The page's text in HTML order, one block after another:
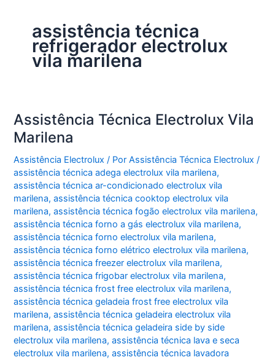
assistência técnica
refrigerador electrolux
vila marilena
Assistência Técnica Electrolux Vila
Marilena
Assistência Electrolux / PorAssistência Técnica Electrolux/
assistência técnica adega electrolux vila marilena,
assistência técnica ar-condicionado electrolux vila
marilena,assistência técnica cooktop electrolux vila
marilena,assistência técnica fogão electrolux vila marilena,
assistência técnica forno a gás electrolux vila marilena,
assistência técnica forno electrolux vila marilena,
assistência técnica forno elétrico electrolux vila marilena,
assistência técnica freezer electrolux vila marilena,
assistência técnica frigobar electrolux vila marilena,
assistência técnica frost free electrolux vila marilena,
assistência técnica geladeia frost free electrolux vila
marilena,assistência técnica geladeira electrolux vila
marilena,assistência técnica geladeira side by side
electrolux vila marilena,assistência técnica lava e seca
electrolux vila marilena,assistência técnica lavadora